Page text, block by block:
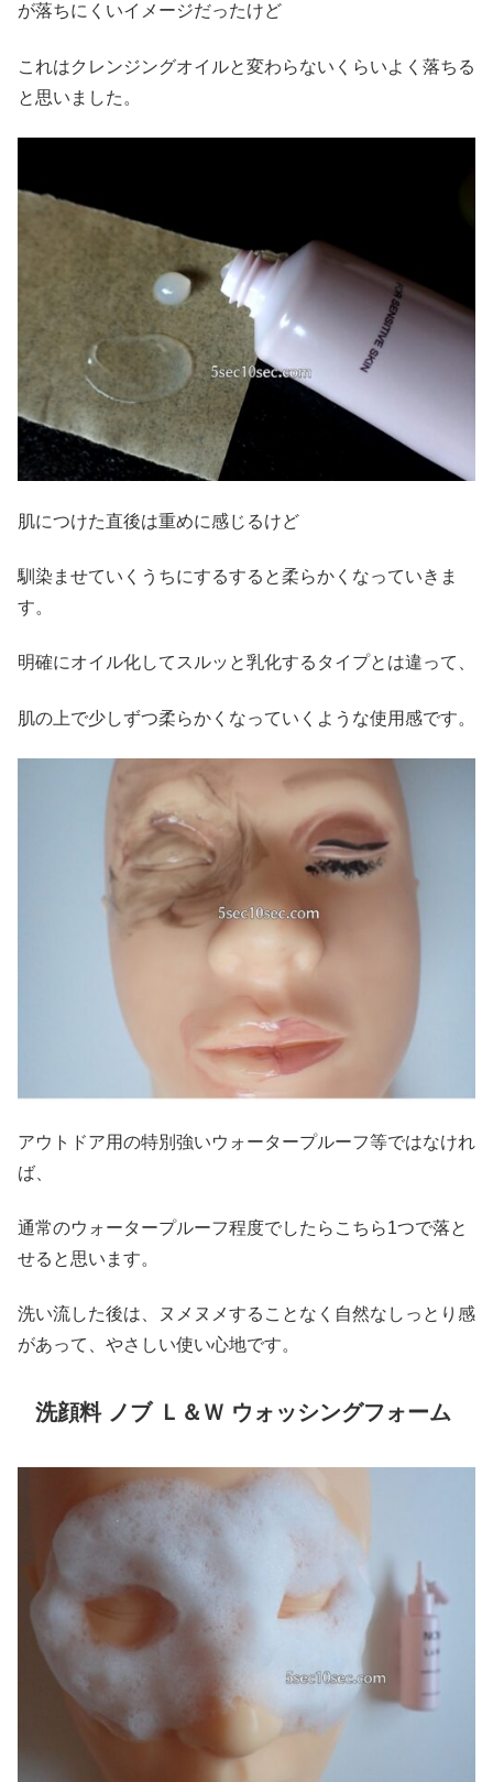
が落ちにくいイメージだったけど
これはクレンジングオイルと変わらないくらいよく落ちる
と思いました。
肌につけた直後は重めに感じるけど
馴染ませていくうちにするすると柔らかくなっていきま
す。
明確にオイル化してスルッと乳化するタイプとは違って、
肌の上で少しずつ柔らかくなっていくような使用感です。
アウトドア用の特別強いウォータープルーフ等ではなけれ
ば、
通常のウォータープルーフ程度でしたらこちら1つで落と
せると思います。
洗い流した後は、ヌメヌメすることなく自然なしっとり感
があって、やさしい使い心地です。
洗顔料 ノブ Ｌ＆Ｗ ウォッシングフォーム